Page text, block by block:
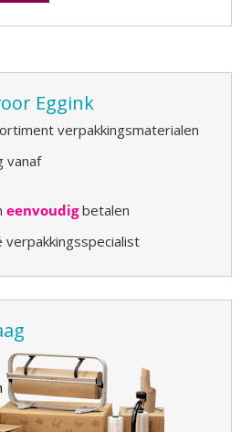
Eggink
verpakkingsmaterialen
vanaf
eenvoudigbetalen
verpakkingsspecialist